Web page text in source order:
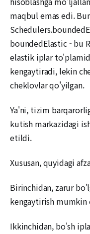
maqbul emas edi.
boundedElastic - bu
elastik iplar
kengaytiradi, lekin
cheklovlar qo'yilgan.
Ya'ni, tizim
kutish markazidagi
etildi.
Xususan, quyidagi
Birinchidan, zarur
kengaytirish mumkin
Ikkinchidan, bo'sh